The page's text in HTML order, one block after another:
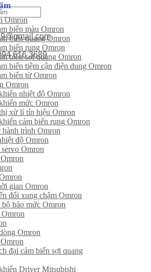
616 3689
Omron
biến màu Omron
biến quang Omron
biến rung Omron
biến sợi quang Omron
biến tiệm cận điện dung Omron
biến từ Omron
Omron
nhiệt độ Omron
mức Omron
xử lí tín hiệu Omron
cảm biến rung Omron
hành trình Omron
độ Omron
Omron
gian Omron
đổi xung chậm Omron
bộ báo mức Omron
Omron
đại cảm biến sợi quang
Driver Mitsubishi